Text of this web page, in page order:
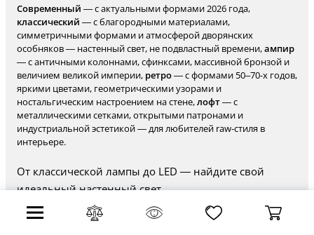
Современный — с актуальными формами 2026 года,
классический — с благородными материалами,
симметричными формами и атмосферой дворянских
особняков — настенный свет, не подвластный времени,ампир
— с античными колоннами, сфинксами, массивной бронзой и
величием великой империи, ретро— с формами 50–70-х годов,
яркими цветами, геометрическими узорами и
ностальгическим настроением на стене,лофт— с
металлическими сетками, открытыми патронами и
индустриальной эстетикой — для любителей raw-стиля в
интерьере.
От классической лампы до LED — найдите свой
идеальный настенный свет
Галогеновые
— с горячим белым светом, высокой яркостью,